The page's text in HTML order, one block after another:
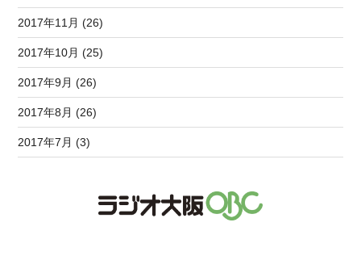
2017年11月 (26)
2017年10月 (25)
2017年9月 (26)
2017年8月 (26)
2017年7月 (3)